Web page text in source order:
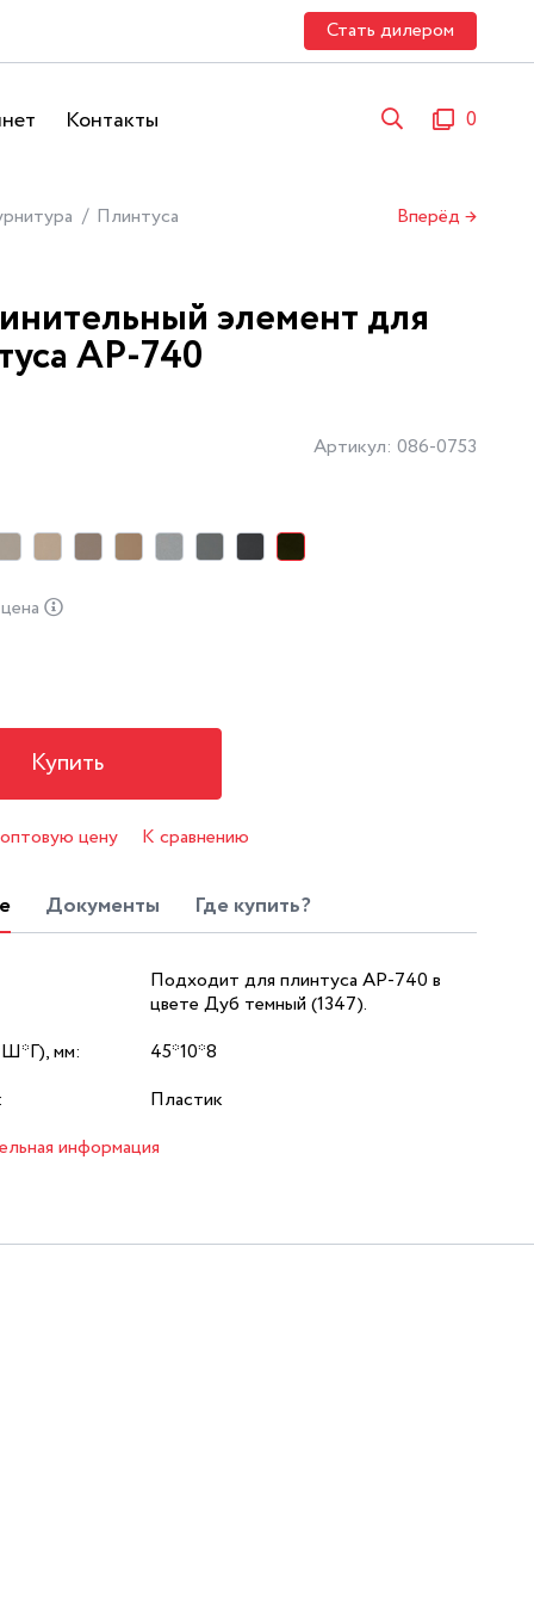
Стать дилером
Контакты 0
Плинтуса Вперёд →
элемент для
АР-740
Артикул: 086-0753
Купить
цену К сравнению
Документы Где купить?
Подходит для плинтуса АР-740 в
цвете Дуб темный (1347).
мм:
45*10*8
Пластик
информация